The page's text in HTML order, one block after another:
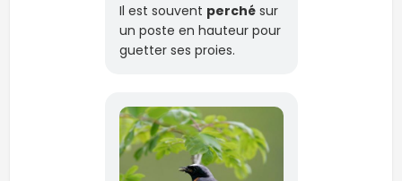
Il est souvent perchésur
un poste en hauteur pour
guetter ses proies.